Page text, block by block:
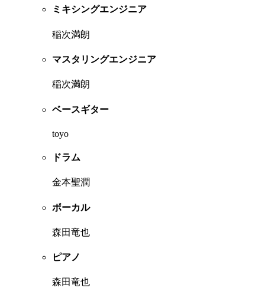
ミキシングエンジニア
稲次満朗
マスタリングエンジニア
稲次満朗
ベースギター
toyo
ドラム
金本聖潤
ボーカル
森田竜也
ピアノ
森田竜也